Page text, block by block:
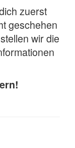
zuerst
geschehen
wir die